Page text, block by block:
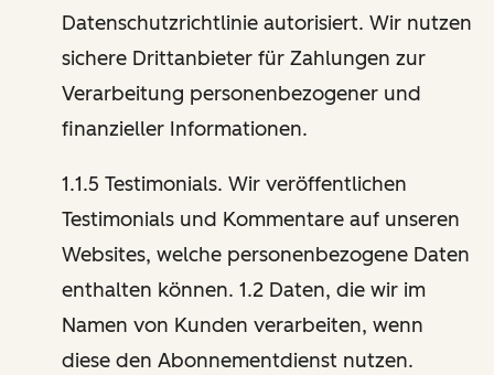
Datenschutzrichtlinie autorisiert. Wir nutzen
sichere Drittanbieter für Zahlungen zur
Verarbeitung personenbezogener und
finanzieller Informationen.
1.1.5 Testimonials. Wir veröffentlichen
Testimonials und Kommentare auf unseren
Websites, welche personenbezogene Daten
enthalten können. 1.2 Daten, die wir im
Namen von Kunden verarbeiten, wenn
diese den Abonnementdienst nutzen.